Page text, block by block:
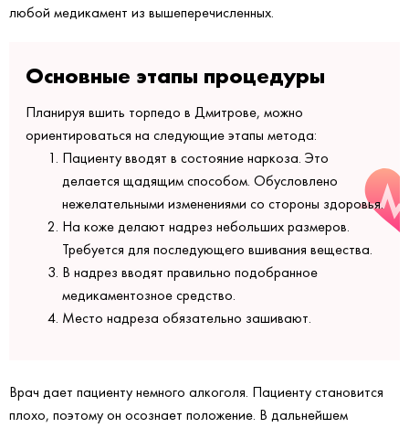
любой медикамент из вышеперечисленных.
Основные этапы процедуры
Планируя вшить торпедо в Дмитрове, можно
ориентироваться на следующие этапы метода:
Пациенту вводят в состояние наркоза. Это
делается щадящим способом. Обусловлено
нежелательными изменениями со стороны здоровья.
На коже делают надрез небольших размеров.
Требуется для последующего вшивания вещества.
В надрез вводят правильно подобранное
медикаментозное средство.
Место надреза обязательно зашивают.
Врач дает пациенту немного алкоголя. Пациенту становится
плохо, поэтому он осознает положение. В дальнейшем